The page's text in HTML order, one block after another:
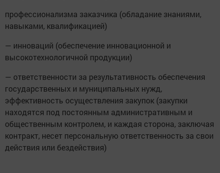
профессионализма заказчика (обладание знаниями,
навыками, квалификацией)
— инноваций (обеспечение инновационной и
высокотехнологичной продукции)
— ответственности за результативность обеспечения
государственных и муниципальных нужд,
эффективность осуществления закупок (закупки
находятся под постоянным административным и
общественным контролем, и каждая сторона, заключая
контракт, несет персональную ответственность за свои
действия или бездействия)